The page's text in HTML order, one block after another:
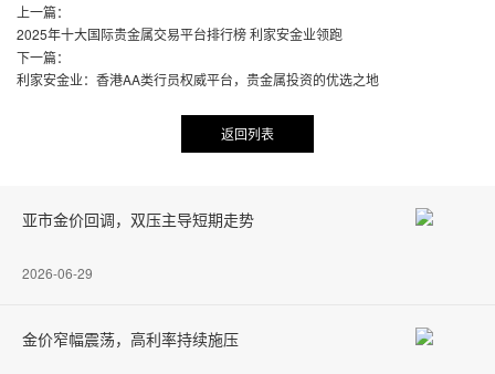
上一篇：
2025年十大国际贵金属交易平台排行榜 利家安金业领跑
下一篇：
利家安金业：香港AA类行员权威平台，贵金属投资的优选之地
返回列表
亚市金价回调，双压主导短期走势
2026-06-29
金价窄幅震荡，高利率持续施压